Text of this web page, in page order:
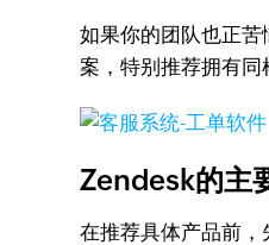
如果你的团队也正
案，特别推荐拥有
Zendesk的主
在推荐具体产品前